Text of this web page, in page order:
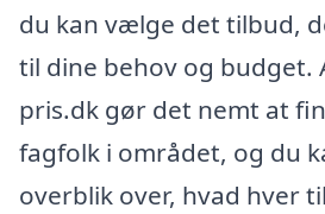
du kan vælge det tilbud,
til dine behov og budget.
pris.dk gør det nemt at
fagfolk i området, og du
overblik over, hvad hver